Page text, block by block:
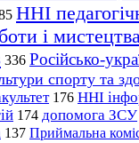
ННІ
і
336 Російсько-
спорту та
176 ННІ
174 допомога ЗСУ
137 Приймальна